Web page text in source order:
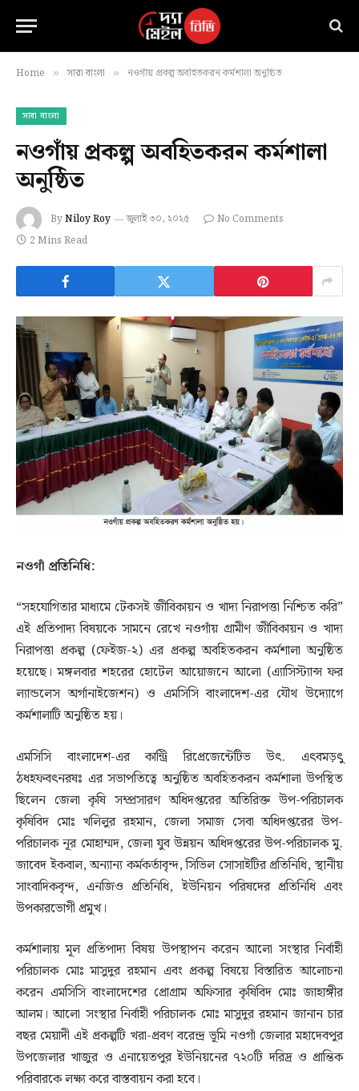
Home » সারা বাংলা » নওগাঁয় প্রকল্প অবহিতকরন কর্মশালা অনুষ্ঠিত
সারা বাংলা
নওগাঁয় প্রকল্প অবহিতকরন কর্মশালা
অনুষ্ঠিত
ByNiloy Roy জুলাই ৩০, ২০২৫
No Comments
2 Mins Read
নওগাঁ প্রতিনিধি:
“সহযোগিতার মাধ্যমে টেকসই জীবিকায়ন ও খাদ্য নিরাপত্তা নিশ্চিত করি”
এই প্রতিপাদ্য বিষয়কে সামনে রেখে নওগাঁয় গ্রামীণ জীবিকায়ন ও খাদ্য
নিরাপত্তা প্রকল্প (ফেইজ-২) এর প্রকল্প অবহিতকরন কর্মশালা অনুষ্ঠিত
হয়েছে। মঙ্গলবার শহরের হোটেল আয়োজনে আলো (এ্যাসিস্ট্যান্স ফর
ল্যান্ডলেস অর্গানাইজেশন) ও এমসিসি বাংলাদেশ-এর যৌথ উদ্যোগে
কর্মশালাটি অনুষ্ঠিত হয়।
এমসিসি বাংলাদেশ-এর কান্ট্রি রিপ্রেজেন্টেটিভ উৎ. এৎবমড়ৎু
ঠধহফবৎনরষঃ এর সভাপতিত্বে অনুষ্ঠিত অবহিতকরন কর্মশালা উপস্থিত
ছিলেন জেলা কৃষি সম্প্রসারণ অধিদপ্তরের অতিরিক্ত উপ-পরিচালক
কৃষিবিদ মোঃ খলিলুর রহমান, জেলা সমাজ সেবা অধিদপ্তরের উপ-
পরিচালক নূর মোহাম্মদ, জেলা যুব উন্নয়ন অধিদপ্তরের উপ-পরিচালক মু.
জাবেদ ইকবাল, অন্যান্য কর্মকর্তাবৃন্দ, সিভিল সোসাইটির প্রতিনিধি, স্থানীয়
সাংবাদিকবৃন্দ, এনজিও প্রতিনিধি, ইউনিয়ন পরিষদের প্রতিনিধি এবং
উপকারভোগী প্রমুখ।
কর্মশালায় মূল প্রতিপাদ্য বিষয় উপস্থাপন করেন আলো সংস্থার নির্বাহী
পরিচালক মোঃ মাসুদুর রহমান এবং প্রকল্প বিষয়ে বিস্তারিত আলোচনা
করেন এমসিসি বাংলাদেশের প্রোগ্রাম অফিসার কৃষিবিদ মোঃ জাহাঙ্গীর
আলম। আলো সংস্থার নির্বাহী পরিচালক মোঃ মাসুদুর রহমান জানান চার
বছর মেয়াদী এই প্রকল্পটি খরা-প্রবণ বরেন্দ্র ভূমি নওগাঁ জেলার মহাদেবপুর
উপজেলার খাজুর ও এনায়েতপুর ইউনিয়নের ৭২০টি দরিদ্র ও প্রান্তিক
পরিবারকে লক্ষ্য করে বাস্তবায়ন করা হবে।